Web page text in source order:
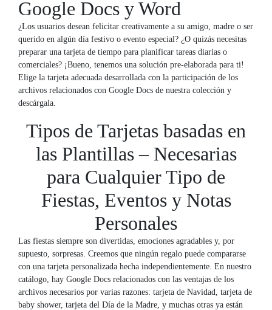
Google Docs y Word
¿Los usuarios desean felicitar creativamente a su amigo, madre o ser
querido en algún día festivo o evento especial? ¿O quizás necesitas
preparar una tarjeta de tiempo para planificar tareas diarias o
comerciales? ¡Bueno, tenemos una solución pre-elaborada para ti!
Elige la tarjeta adecuada desarrollada con la participación de los
archivos relacionados con Google Docs de nuestra colección y
descárgala.
Tipos de Tarjetas basadas en
las Plantillas – Necesarias
para Cualquier Tipo de
Fiestas, Eventos y Notas
Personales
Las fiestas siempre son divertidas, emociones agradables y, por
supuesto, sorpresas. Creemos que ningún regalo puede compararse
con una tarjeta personalizada hecha independientemente. En nuestro
catálogo, hay Google Docs relacionados con las ventajas de los
archivos necesarios por varias razones: tarjeta de Navidad, tarjeta de
baby shower, tarjeta del Día de la Madre, y muchas otras ya están